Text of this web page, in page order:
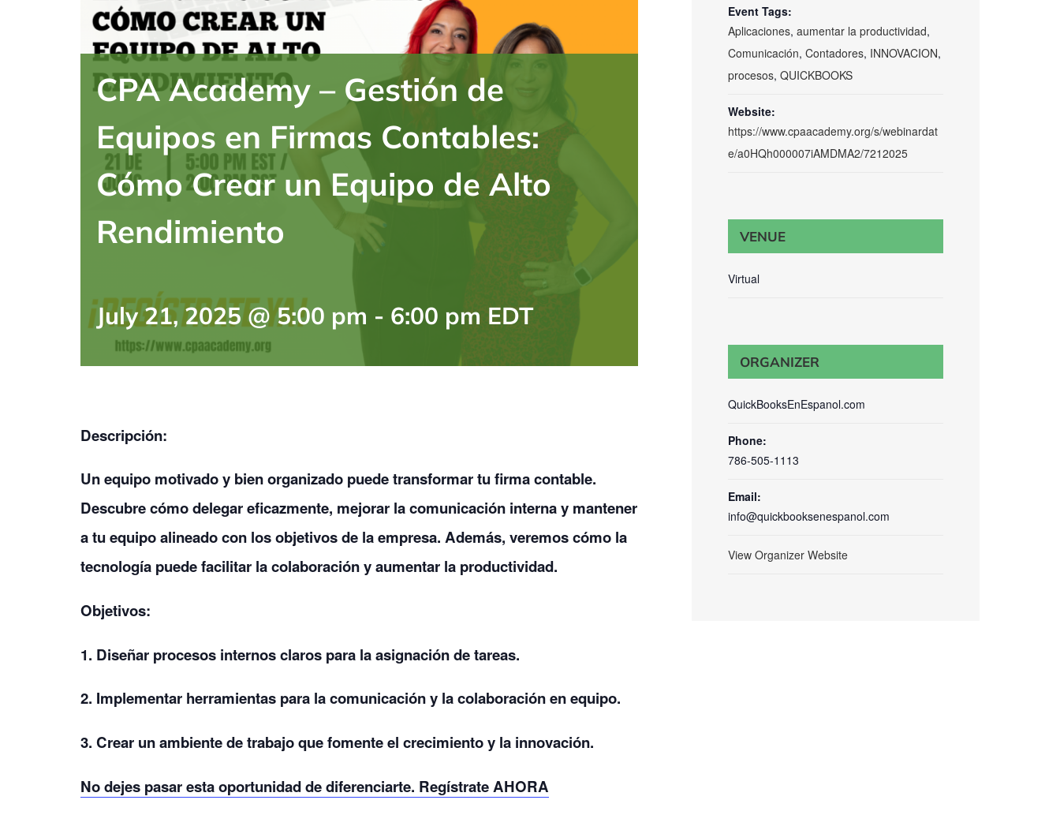
CPA Academy – Gestión de
Equipos en Firmas Contables:
Cómo Crear un Equipo de Alto
Rendimiento
July 21, 2025 @ 5:00 pm - 6:00 pm EDT
Descripción:
Un equipo motivado y bien organizado puede transformar tu firma contable.
Descubre cómo delegar eficazmente, mejorar la comunicación interna y mantener
a tu equipo alineado con los objetivos de la empresa. Además, veremos cómo la
tecnología puede facilitar la colaboración y aumentar la productividad.
Objetivos:
1. Diseñar procesos internos claros para la asignación de tareas.
2. Implementar herramientas para la comunicación y la colaboración en equipo.
3. Crear un ambiente de trabajo que fomente el crecimiento y la innovación.
No dejes pasar esta oportunidad de diferenciarte. Regístrate AHORA
Event Tags:
Aplicaciones, aumentar la productividad,
Comunicación, Contadores, INNOVACION,
procesos, QUICKBOOKS
Website:
https://www.cpaacademy.org/s/webinardat
e/a0HQh000007iAMDMA2/7212025
VENUE
Virtual
ORGANIZER
QuickBooksEnEspanol.com
Phone:
786-505-1113
Email:
info@quickbooksenespanol.com
View Organizer Website